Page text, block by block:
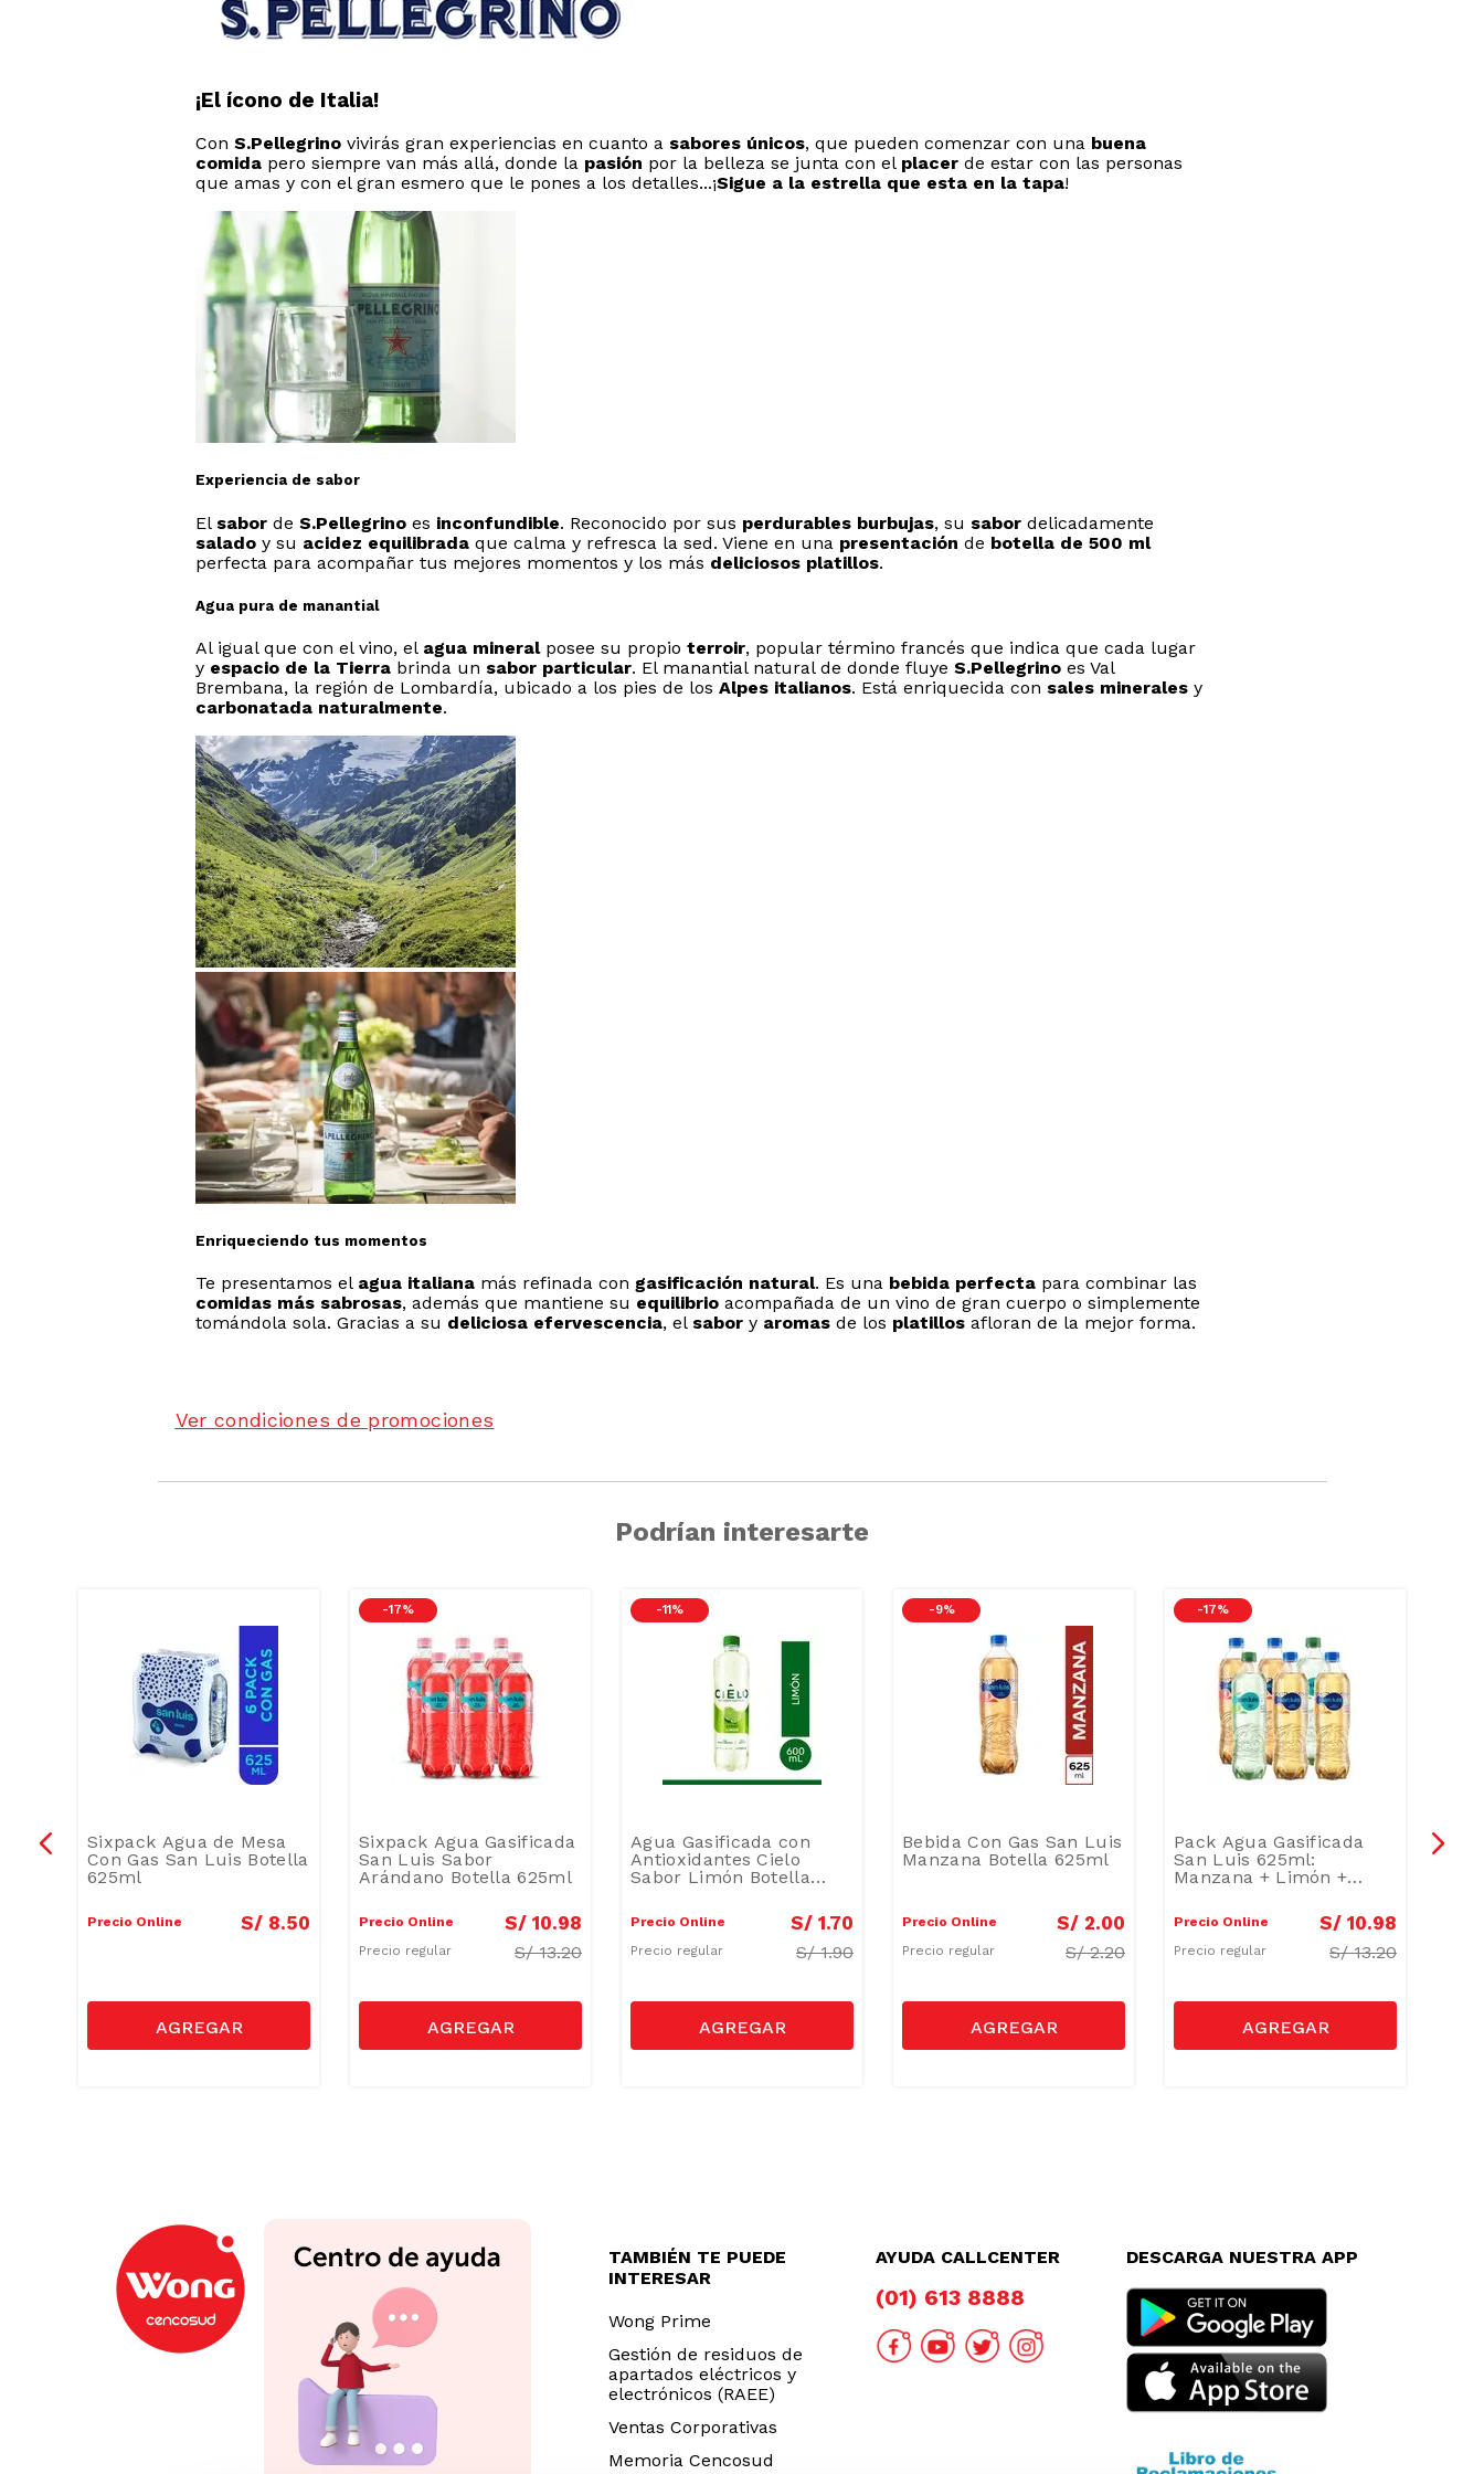
¡El ícono de Italia!
Con S.Pellegrinovivirás gran experiencias en cuanto a sabores únicos, que pueden comenzar con una buena
comidapero siempre van más allá, donde la pasión por la belleza se junta con el placerde estar con las personas
que amas y con el gran esmero que le pones a los detalles...¡Sigue a la estrella que esta en la tapa!
Experiencia de sabor
El saborde S.Pellegrinoes inconfundible. Reconocido por sus perdurables burbujas, su sabordelicadamente
saladoy su acidez equilibradaque calma y refresca la sed. Viene en una presentación de botella de 500 ml
perfecta para acompañar tus mejores momentos y los más deliciosos platillos.
Agua pura de manantial
Al igual que con el vino, el agua mineralposee su propio terroir, popular término francés que indica que cada lugar
y espacio de la Tierrabrinda un sabor particular. El manantial natural de donde fluye S.Pellegrinoes Val
Brembana, la región de Lombardía, ubicado a los pies de los Alpes italianos. Está enriquecida con sales mineralesy
carbonatada naturalmente.
Enriqueciendo tus momentos
Te presentamos el agua italianamás refinada con gasificación natural. Es una bebida perfectapara combinar las
comidas más sabrosas, además que mantiene su equilibrioacompañada de un vino de gran cuerpo o simplemente
tomándola sola. Gracias a su deliciosa efervescencia, el sabory aromasde los platillosafloran de la mejor forma.
Ver condiciones de promociones
Podrían interesarte
Sixpack Agua de Mesa
Con Gas San Luis Botella
625ml
Precio Online S/ 8.50
-17 %
Sixpack Agua Gasificada
San Luis Sabor
Arándano Botella 625ml
Precio Online S/ 10.98
Precio regular S/13.20
-11 %
Agua Gasificada con
Antioxidantes Cielo
Sabor Limón Botella
Precio Online S/ 1.70
Precio regular S/1.90
-9 %
Bebida Con Gas San Luis
Manzana Botella 625ml
Precio Online S/ 2.00
Precio regular S/2.20
-17 %
Pack Agua Gasificada
San Luis 625ml:
Manzana + Limón +
Precio Online S/ 10.98
Precio regular S/13.20
TAMBIÉN TE PUEDE
INTERESAR
Wong Prime
Gestión de residuos de
apartados eléctricos y
electrónicos (RAEE)
Ventas Corporativas
Memoria Cencosud
AYUDA CALLCENTER
(01) 613 8888
DESCARGA NUESTRA APP